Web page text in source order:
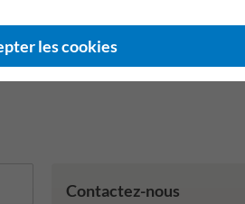
Contactez-nous
les cookies